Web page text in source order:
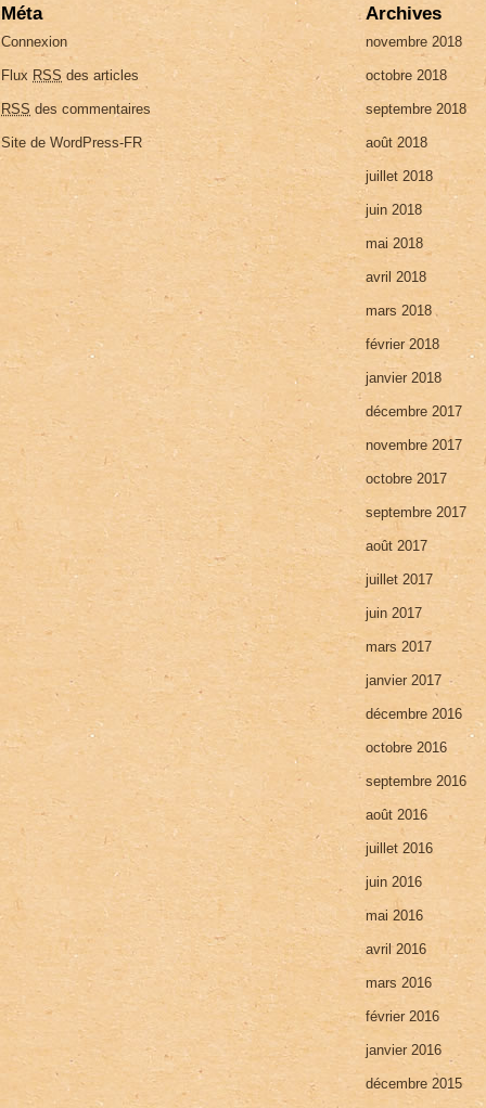
Méta
Connexion
Flux RSS des articles
RSS des commentaires
Site de WordPress-FR
Archives
novembre 2018
octobre 2018
septembre 2018
août 2018
juillet 2018
juin 2018
mai 2018
avril 2018
mars 2018
février 2018
janvier 2018
décembre 2017
novembre 2017
octobre 2017
septembre 2017
août 2017
juillet 2017
juin 2017
mars 2017
janvier 2017
décembre 2016
octobre 2016
septembre 2016
août 2016
juillet 2016
juin 2016
mai 2016
avril 2016
mars 2016
février 2016
janvier 2016
décembre 2015